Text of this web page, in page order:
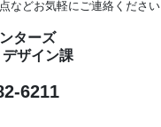
などお気軽にご連絡ください
ターズ
ザイン課
6211